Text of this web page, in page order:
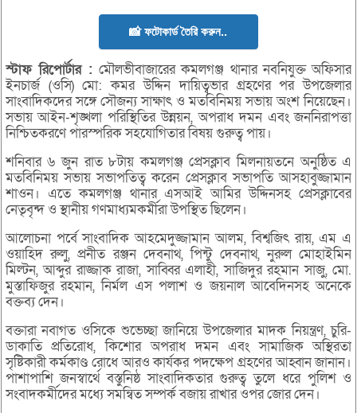
📸 ফটোকার্ড তৈরি করুন..
স্টাফরিপোর্টার : মৌলভীবাজারের কমলগঞ্জ থানার নবনিযুক্ত অফিসার
ইনচার্জ (ওসি) মো: কমর উদ্দিন দায়িত্বভার গ্রহণের পর উপজেলার
সাংবাদিকদের সঙ্গে সৌজন্য সাক্ষাৎ ও মতবিনিময় সভায় অংশ নিয়েছেন।
সভায় আইন-শৃঙ্খলা পরিস্থিতির উন্নয়ন, অপরাধ দমন এবং জননিরাপত্তা
নিশ্চিতকরণে পারস্পরিক সহযোগিতার বিষয় গুরুত্ব পায়।
শনিবার ৬ জুন রাত ৮টায় কমলগঞ্জ প্রেসক্লাব মিলনায়তনে অনুষ্ঠিত এ
মতবিনিময় সভায় সভাপতিত্ব করেন প্রেসক্লাব সভাপতি আসহাবুজ্জামান
শাওন। এতে কমলগঞ্জ থানার এসআই আমির উদ্দিনসহ প্রেসক্লাবের
নেতৃবৃন্দ ও স্থানীয় গণমাধ্যমকর্মীরা উপস্থিত ছিলেন।
আলোচনা পর্বে সাংবাদিক আহমেদুজ্জামান আলম, বিশ্বজিৎ রায়, এম এ
ওয়াহিদ রুলু, প্রনীত রঞ্জন দেবনাথ, পিন্টু দেবনাথ, নুরুল মোহাইমিন
মিল্টন, আব্দুর রাজ্জাক রাজা, সাব্বির এলাহী, সাজিদুর রহমান সাজু, মো.
মুস্তাফিজুর রহমান, নির্মল এস পলাশ ও জয়নাল আবেদিনসহ অনেকে
বক্তব্য দেন।
বক্তারা নবাগত ওসিকে শুভেচ্ছা জানিয়ে উপজেলার মাদক নিয়ন্ত্রণ, চুরি-
ডাকাতি প্রতিরোধ, কিশোর অপরাধ দমন এবং সামাজিক অস্থিরতা
সৃষ্টিকারী কর্মকাণ্ড রোধে আরও কার্যকর পদক্ষেপ গ্রহণের আহ্বান জানান।
পাশাপাশি জনস্বার্থে বস্তুনিষ্ঠ সাংবাদিকতার গুরুত্ব তুলে ধরে পুলিশ ও
সংবাদকর্মীদের মধ্যে সমন্বিত সম্পর্ক বজায় রাখার ওপর জোর দেন।